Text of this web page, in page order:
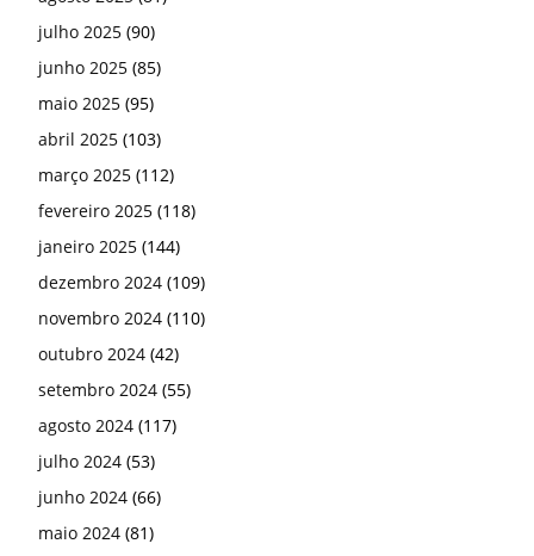
julho 2025 (90)
junho 2025 (85)
maio 2025 (95)
abril 2025 (103)
março 2025 (112)
fevereiro 2025 (118)
janeiro 2025 (144)
dezembro 2024 (109)
novembro 2024 (110)
outubro 2024 (42)
setembro 2024 (55)
agosto 2024 (117)
julho 2024 (53)
junho 2024 (66)
maio 2024 (81)